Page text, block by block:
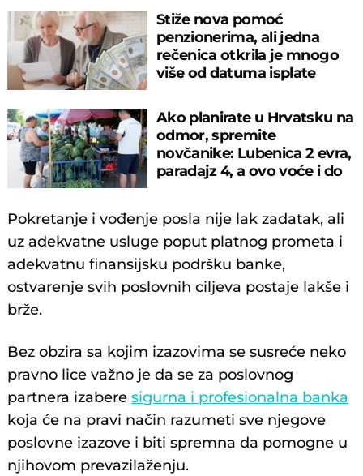
Stiže nova pomoć
penzionerima, ali jedna
rečenica otkrila je mnogo
više od datuma isplate
Ako planirate u Hrvatsku na
odmor, spremite
novčanike: Lubenica 2 evra,
paradajz 4, a ovo voće i do
Pokretanje i vođenje posla nije lak zadatak, ali
uz adekvatne usluge poput platnog prometa i
adekvatnu finansijsku podršku banke,
ostvarenje svih poslovnih ciljeva postaje lakše i
brže.
Bez obzira sa kojim izazovima se susreće neko
pravno lice važno je da se za poslovnog
partnera izaberesigurna i profesionalna banka
koja će na pravi način razumeti sve njegove
poslovne izazove i biti spremna da pomogne u
njihovom prevazilaženju.